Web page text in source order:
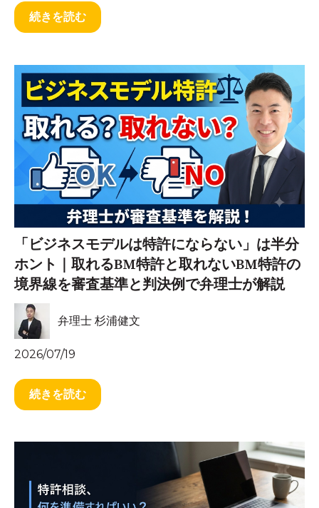
続きを読む
「ビジネスモデルは特許にならない」は半分
ホント｜取れるBM特許と取れないBM特許の
境界線を審査基準と判決例で弁理士が解説
弁理士 杉浦健文
2026/07/19
続きを読む